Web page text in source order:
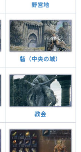
野営地
砦（中央の城）
教会